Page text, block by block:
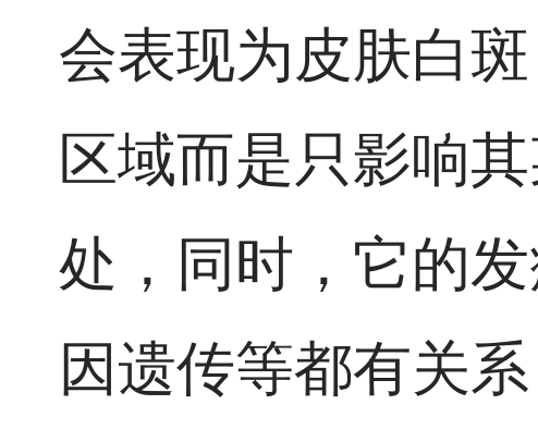
会表现为皮肤白
区域而是只影响
处，同时，它的
因遗传等都有关